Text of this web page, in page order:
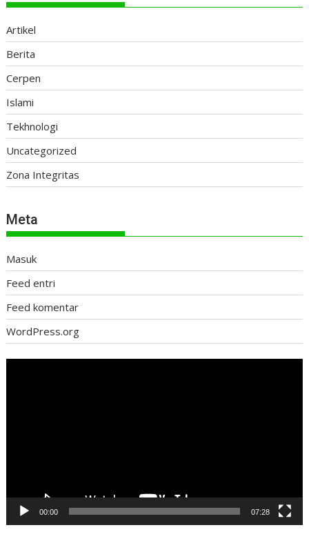
Artikel
Berita
Cerpen
Islami
Tekhnologi
Uncategorized
Zona Integritas
Meta
Masuk
Feed entri
Feed komentar
WordPress.org
00:00 07:28